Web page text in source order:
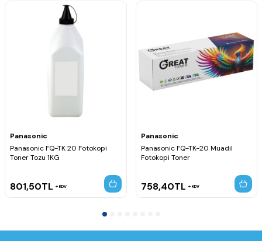
Panasonic
Panasonic FQ-TK 20 Fotokopi
Toner Tozu 1KG
801,50TL KDV
Panasonic
Panasonic FQ-TK-20 Muadil
Fotokopi Toner
758,40TL KDV